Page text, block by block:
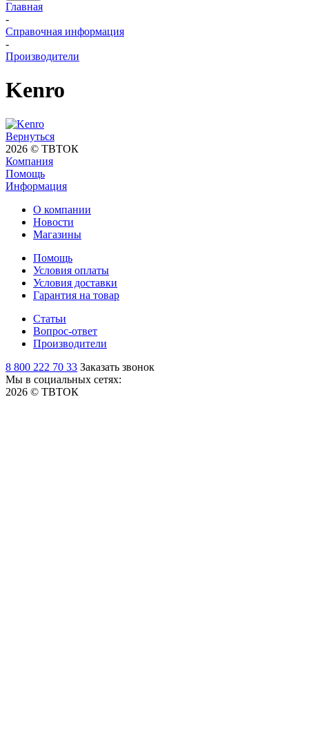
Главная
-
Справочная информация
-
Производители
Kenro
Вернуться
2026 © ТВТОК
Компания
Помощь
Информация
О компании
Новости
Магазины
Помощь
Условия оплаты
Условия доставки
Гарантия на товар
Статьи
Вопрос-ответ
Производители
8 800 222 70 33 Заказать звонок
Мы в социальных сетях:
2026 © ТВТОК